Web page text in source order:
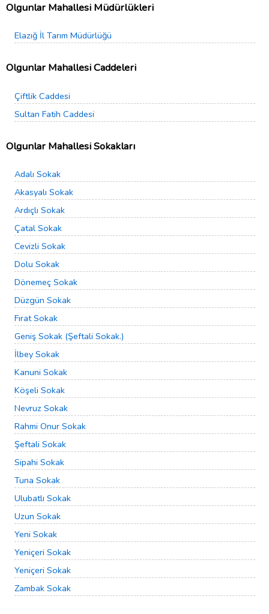
Olgunlar Mahallesi Müdürlükleri
Elazığ İl Tarım Müdürlüğü
Olgunlar Mahallesi Caddeleri
Çiftlik Caddesi
Sultan Fatih Caddesi
Olgunlar Mahallesi Sokakları
Adalı Sokak
Akasyalı Sokak
Ardıçlı Sokak
Çatal Sokak
Cevizli Sokak
Dolu Sokak
Dönemeç Sokak
Düzgün Sokak
Fırat Sokak
Geniş Sokak (Şeftali Sokak.)
İlbey Sokak
Kanuni Sokak
Köşeli Sokak
Nevruz Sokak
Rahmi Onur Sokak
Şeftali Sokak
Sipahi Sokak
Tuna Sokak
Ulubatlı Sokak
Uzun Sokak
Yeni Sokak
Yeniçeri Sokak
Yeniçeri Sokak
Zambak Sokak